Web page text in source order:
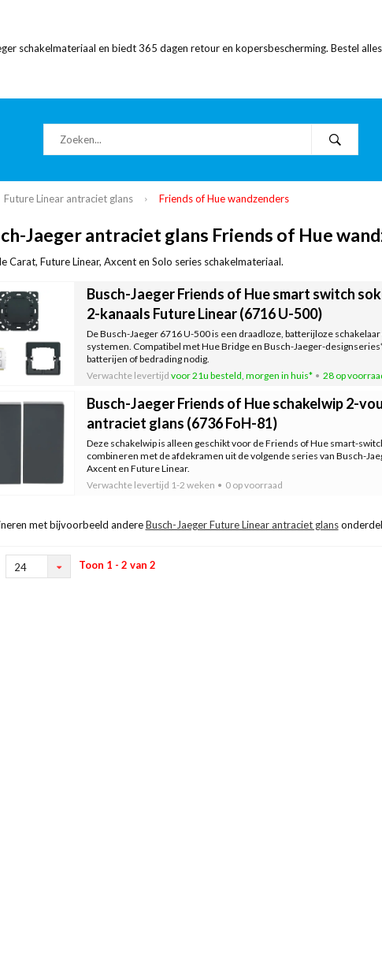
schakelmateriaal en biedt 365 dagen retour en kopersbescherming. Bestel
Future Linear antraciet glans Friends of Hue wandzenders
Jaeger antraciet glans Friends of Hue
Carat, Future Linear, Axcent en Solo series schakelmateriaal.
Busch-Jaeger Friends of Hue smart switch
2-kanaals Future Linear (6716 U-500)
De Busch-Jaeger 6716 U-500 is een draadloze, batterijloze
systemen. Compatibel met Hue Bridge en Busch-Jaeger-
batterijen of bedrading nodig.
Verwachte levertijd voor 21u besteld, morgen in huis* 28 op
Busch-Jaeger Friends of Hue schakelwip 2-
antraciet glans (6736 FoH-81)
Deze schakelwip is alleen geschikt voor de Friends of Hue smart-
combineren met de afdekramen uit de volgende series van Busch-
Axcent en Future Linear.
Verwachte levertijd 1-2 weken 0 op voorraad
met bijvoorbeeld andereBusch-Jaeger Future Linear antraciet glans
24 Toon 1 - 2 van 2